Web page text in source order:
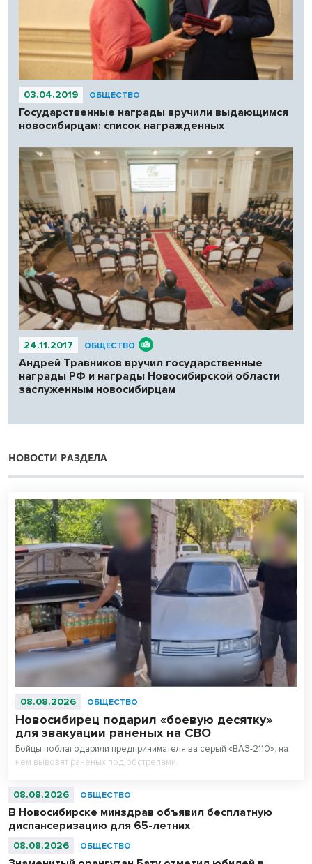
03.04.2019 ОБЩЕСТВО
Государственные награды вручили выдающимся
новосибирцам: список награжденных
24.11.2017 ОБЩЕСТВО
Андрей Травников вручил государственные
награды РФ и награды Новосибирской области
заслуженным новосибирцам
НОВОСТИ РАЗДЕЛА
08.08.2026 ОБЩЕСТВО
Новосибирец подарил «боевую десятку»
для эвакуации раненых на СВО
Бойцы поблагодарили предпринимателя за серый «ВАЗ-2110», на
нем вывозят раненых под обстрелами.
08.08.2026 ОБЩЕСТВО
В Новосибирске минздрав объявил бесплатную
диспансеризацию для 65-летних
08.08.2026 ОБЩЕСТВО